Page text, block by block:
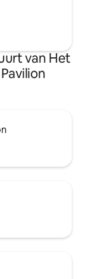
van Het